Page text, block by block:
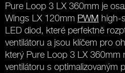
Pure Loop 3 LX 360mm je
Wings LX 120mm PWM high-
LED diod, které perfektně
ventilátoru a jsou klíčem pro
který Pure Loop 3 LX 360mm
ventilátoru s optimalizovaným